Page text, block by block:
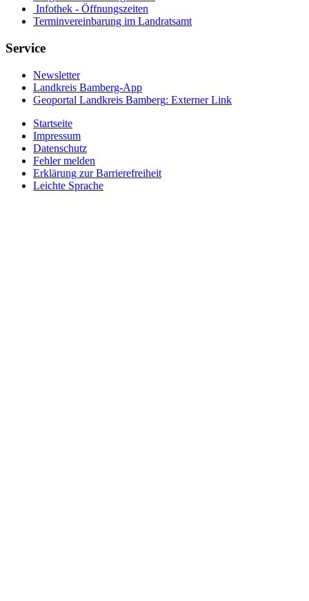
Infothek - Öffnungszeiten
Terminvereinbarung im Landratsamt
Service
Newsletter
Landkreis Bamberg-App
Geoportal Landkreis Bamberg: Externer Link
Startseite
Impressum
Datenschutz
Fehler melden
Erklärung zur Barrierefreiheit
Leichte Sprache